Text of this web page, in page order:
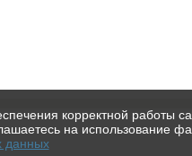
корректной работы
на использование
данных